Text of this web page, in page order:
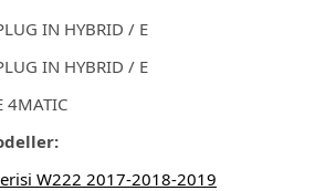
IN HYBRID / E
IN HYBRID / E
4MATIC
W222 2017-2018-2019